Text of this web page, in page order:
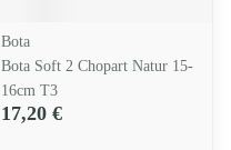
Bota
Bota Soft 2 Chopart Natur 15-
16cm T3
17,20 €